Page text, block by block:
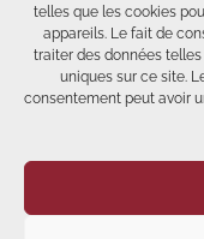
telles que les cookies
appareils. Le fait de
traiter des données
uniques sur ce site.
consentement peut avoir